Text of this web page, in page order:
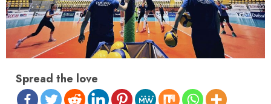
Spread the love